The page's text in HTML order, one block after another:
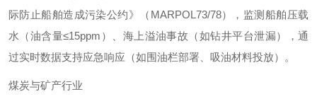
际防止船舶造成污染公约》（MARPOL73/78），监测船舶压载
水（油含量≤15ppm）、海上溢油事故（如钻井平台泄漏），通
过实时数据支持应急响应（如围油栏部署、吸油材料投放）。
煤炭与矿产行业